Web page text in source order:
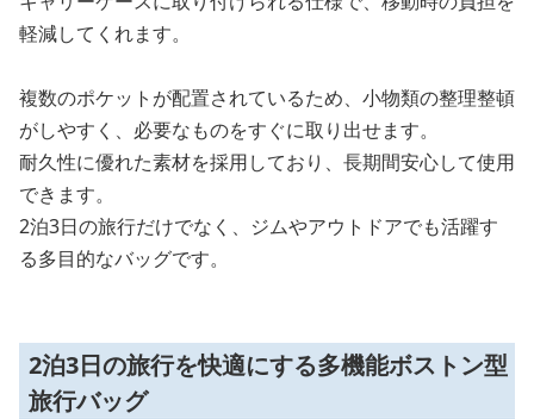
軽減してくれます。
複数のポケットが配置されているため、小物類の整理整頓
がしやすく、必要なものをすぐに取り出せます。
耐久性に優れた素材を採用しており、長期間安心して使用
できます。
2泊3日の旅行だけでなく、ジムやアウトドアでも活躍す
る多目的なバッグです。
2泊3日の旅行を快適にする多機能ボストン型
旅行バッグ